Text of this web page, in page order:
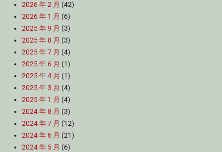
2026 年 2 月 (42)
2026 年 1 月 (6)
2025 年 9 月 (3)
2025 年 8 月 (3)
2025 年 7 月 (4)
2025 年 6 月 (1)
2025 年 4 月 (1)
2025 年 3 月 (4)
2025 年 1 月 (4)
2024 年 8 月 (3)
2024 年 7 月 (12)
2024 年 6 月 (21)
2024 年 5 月 (6)